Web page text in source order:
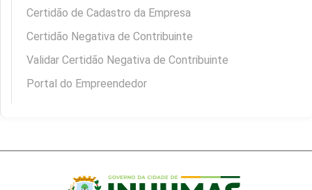
Certidão de Cadastro da Empresa
Certidão Negativa de Contribuinte
Validar Certidão Negativa de Contribuinte
Portal do Empreendedor